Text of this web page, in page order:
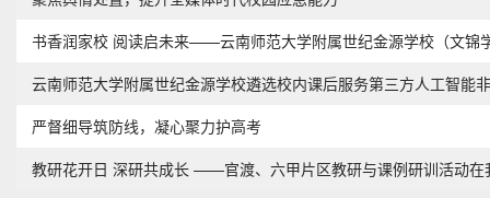
书香润家校 阅读启未来——云南师范大学附属世纪金源学校（文锦
云南师范大学附属世纪金源学校遴选校内课后服务第三方人工智能
严督细导筑防线，凝心聚力护高考
教研花开日 深研共成长 ——官渡、六甲片区教研与课例研训活动在